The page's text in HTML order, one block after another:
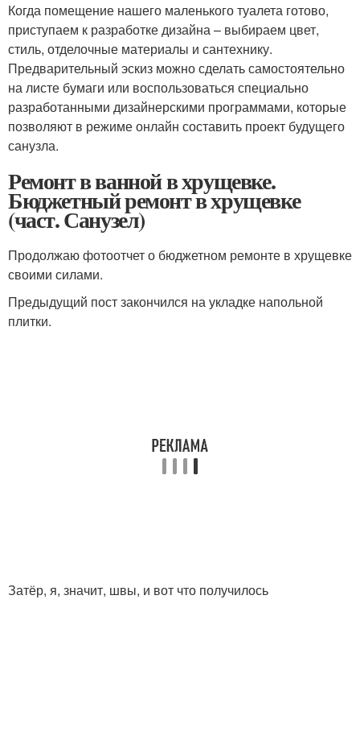
Когда помещение нашего маленького туалета готово,
приступаем к разработке дизайна – выбираем цвет,
стиль, отделочные материалы и сантехнику.
Предварительный эскиз можно сделать самостоятельно
на листе бумаги или воспользоваться специально
разработанными дизайнерскими программами, которые
позволяют в режиме онлайн составить проект будущего
санузла.
Ремонт в ванной в хрущевке.
Бюджетный ремонт в хрущевке
(част. Санузел)
Продолжаю фотоотчет о бюджетном ремонте в хрущевке
своими силами.
Предыдущий пост закончился на укладке напольной
плитки.
Затёр, я, значит, швы, и вот что получилось